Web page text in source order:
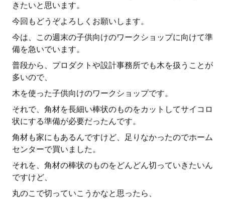
きたいと思います。
今回もどうぞよろしくお願いします。
今は、この週末の子供向けのワークショップに向けて準
備を急いでいます。
普段から、プロダクトや設計事務所でも木を扱うことが
多いので、
木を使った子供向けのワークショップです。
それで、角材を長細い棒状のものをカットしてサイコロ
状にする準備が必要だったんです。
角材も家にもあるんですけど、足りなかったのでホーム
センターで買いました。
それを、角材の棒状のものをどんどん切っていきたいん
ですけど、
丸のこで切っていこうかなと思ったら、